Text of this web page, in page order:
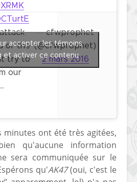
or the
try to
our
— cfwprophet
(@cfwprophet)
2 mars 2016
accepter les témoins
et activer ce contenu
minutes ont été très agitées,
qu'aucune information
sera communiquée sur le
qu'AK47(oui, c'est le